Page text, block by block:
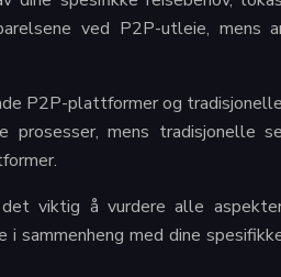
ved P2P-utleie, mens
P2P-plattformer og
mens tradisjonelle
viktig å vurdere alle
med dine